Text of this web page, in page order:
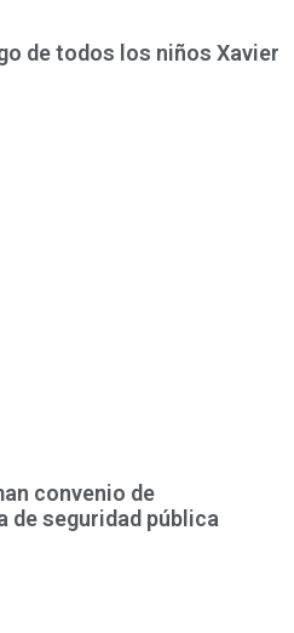
de todos los niños Xavier
convenio de
de seguridad pública